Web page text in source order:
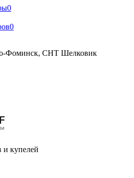
0
0
Фоминск, СНТ Шелковик
и купелей